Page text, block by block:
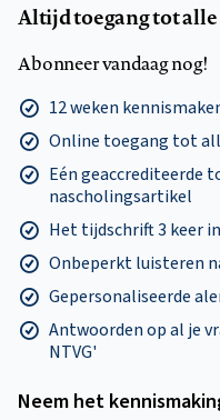
Altijd toegang tot
Abonneer vandaag nog!
12 weken
Online toegang tot
Eén geaccrediteerde
nascholingsartikel
Het tijdschrift 3 keer
Onbeperkt luisteren
Gepersonaliseerde
Antwoorden op al je
NTVG'
Neem het